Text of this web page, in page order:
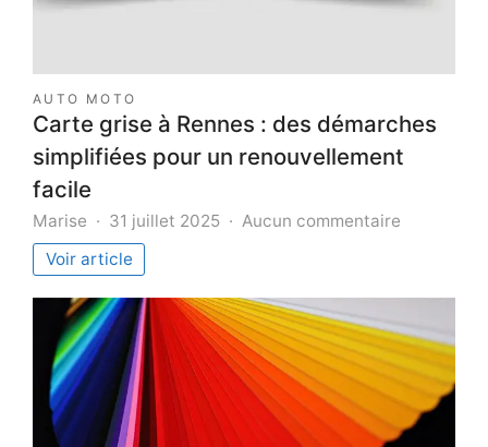
AUTO MOTO
Carte grise à Rennes : des démarches
simplifiées pour un renouvellement
facile
Marise 31 juillet 2025 Aucun commentaire
:
des
démarches
simplifiées
pour
Voir article